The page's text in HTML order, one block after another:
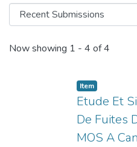
Recent Submissions
Now showing 1 - 4 of 4
Item
Etude Et
De Fuites
MOS A